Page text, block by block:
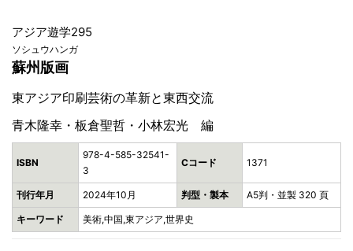
アジア遊学295
ソシュウハンガ
蘇州版画
東アジア印刷芸術の革新と東西交流
青木隆幸・板倉聖哲・小林宏光 編
ISBN
978-4-585-32541-
3
Cコード 1371
刊行年月 2024年10月 判型・製本 A5判・並製 320 頁
キーワード 美術,中国,東アジア,世界史